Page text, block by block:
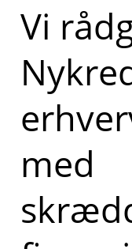
Vi
med